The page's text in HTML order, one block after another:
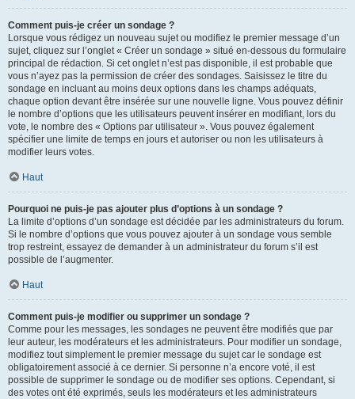
Comment puis-je créer un sondage ?
Lorsque vous rédigez un nouveau sujet ou modifiez le premier message d’un
sujet, cliquez sur l’onglet « Créer un sondage » situé en-dessous du formulaire
principal de rédaction. Si cet onglet n’est pas disponible, il est probable que
vous n’ayez pas la permission de créer des sondages. Saisissez le titre du
sondage en incluant au moins deux options dans les champs adéquats,
chaque option devant être insérée sur une nouvelle ligne. Vous pouvez définir
le nombre d’options que les utilisateurs peuvent insérer en modifiant, lors du
vote, le nombre des « Options par utilisateur ». Vous pouvez également
spécifier une limite de temps en jours et autoriser ou non les utilisateurs à
modifier leurs votes.
Haut
Pourquoi ne puis-je pas ajouter plus d’options à un sondage ?
La limite d’options d’un sondage est décidée par les administrateurs du forum.
Si le nombre d’options que vous pouvez ajouter à un sondage vous semble
trop restreint, essayez de demander à un administrateur du forum s’il est
possible de l’augmenter.
Haut
Comment puis-je modifier ou supprimer un sondage ?
Comme pour les messages, les sondages ne peuvent être modifiés que par
leur auteur, les modérateurs et les administrateurs. Pour modifier un sondage,
modifiez tout simplement le premier message du sujet car le sondage est
obligatoirement associé à ce dernier. Si personne n’a encore voté, il est
possible de supprimer le sondage ou de modifier ses options. Cependant, si
des votes ont été exprimés, seuls les modérateurs et les administrateurs